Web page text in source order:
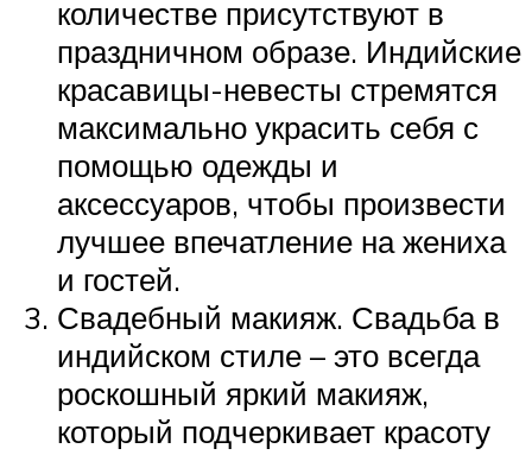
количестве присутствуют в
праздничном образе. Индийские
красавицы-невесты стремятся
максимально украсить себя с
помощью одежды и
аксессуаров, чтобы произвести
лучшее впечатление на жениха
и гостей.
Свадебный макияж. Свадьба в
индийском стиле – это всегда
роскошный яркий макияж,
который подчеркивает красоту